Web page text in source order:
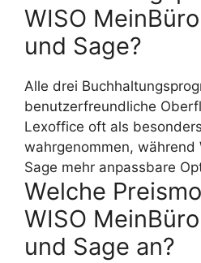
WISO
und Sage?
Alle drei
benutzerfreundliche
Lexoffice oft als
wahrgenommen, während
Sage mehr anpassbare
Welche
WISO
und Sage an?